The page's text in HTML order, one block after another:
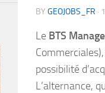
BY GEOJOBS_FR ·
Le BTS
possibilité
L’alternance,